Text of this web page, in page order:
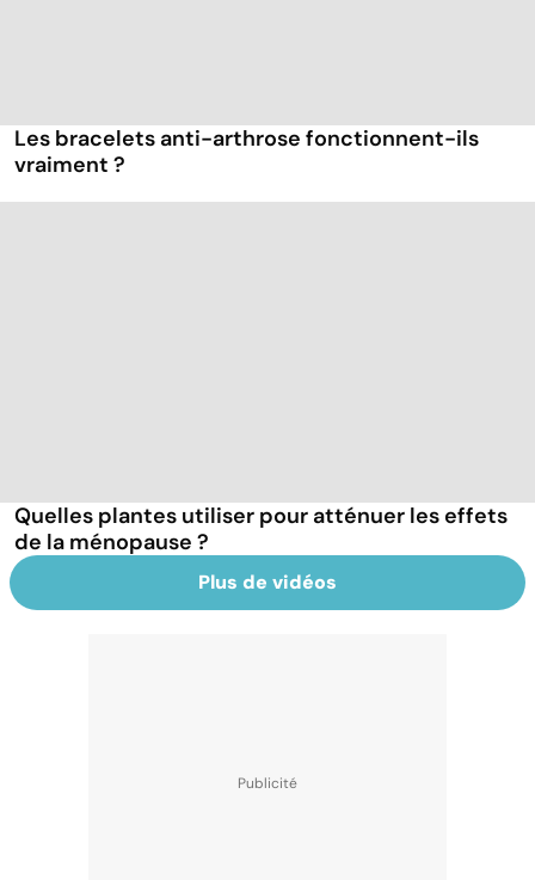
Les bracelets anti-arthrose fonctionnent-ils
vraiment ?
Quelles plantes utiliser pour atténuer les effets
de la ménopause ?
Plus de vidéos